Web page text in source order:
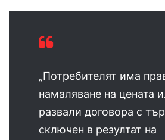
„Потребителят има
намаляване на цената
развали договора с
сключен в резултат на